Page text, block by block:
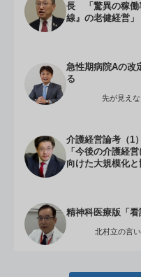
長 「驚異の稼働
線』の老健経営」
急性期病院Aの改
る
先が見え
介護経営論考（1
「今後の介護経
向けた大規模化と
精神科医療版「
北村立の言